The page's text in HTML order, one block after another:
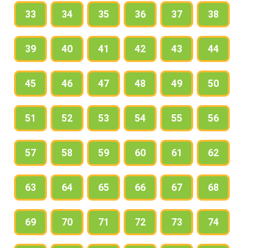
33 34 35 36 37 38
39 40 41 42 43 44
45 46 47 48 49 50
51 52 53 54 55 56
57 58 59 60 61 62
63 64 65 66 67 68
69 70 71 72 73 74